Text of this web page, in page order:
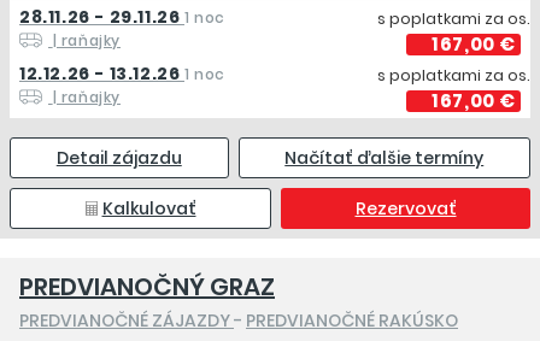
28.11.26 - 29.11.26 1 noc
| raňajky
s poplatkami za os.
167,00 €
12.12.26 - 13.12.26 1 noc
| raňajky
s poplatkami za os.
167,00 €
Detail zájazdu Načítať ďalšie termíny
Kalkulovať Rezervovať
PREDVIANOČNÝ GRAZ
PREDVIANOČNÉ ZÁJAZDY- PREDVIANOČNÉ RAKÚSKO